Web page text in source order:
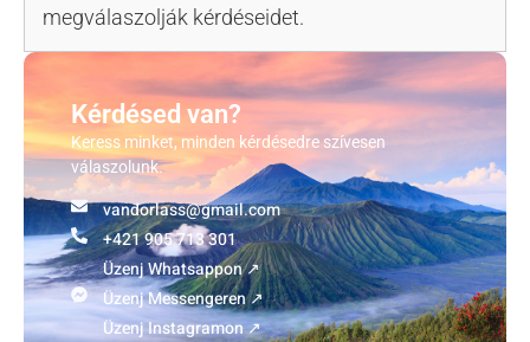
megválaszolják kérdéseidet.
Kérdésed van?
Keress minket, minden kérdésedre szívesen
válaszolunk.
vandorlass@gmail.com
+421 905 713 301
Üzenj Whatsappon ↗
Üzenj Messengeren ↗
Üzenj Instagramon ↗